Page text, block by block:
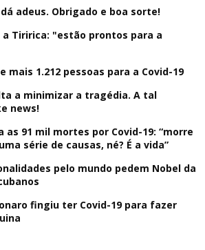
adeus. Obrigado e boa sorte!
a Tiririca: "estão prontos para a
mais 1.212 pessoas para a Covid-19
a minimizar a tragédia. A tal
news!
as 91 mil mortes por Covid-19: “morre
série de causas, né? É a vida”
pelo mundo pedem Nobel da
fingiu ter Covid-19 para fazer